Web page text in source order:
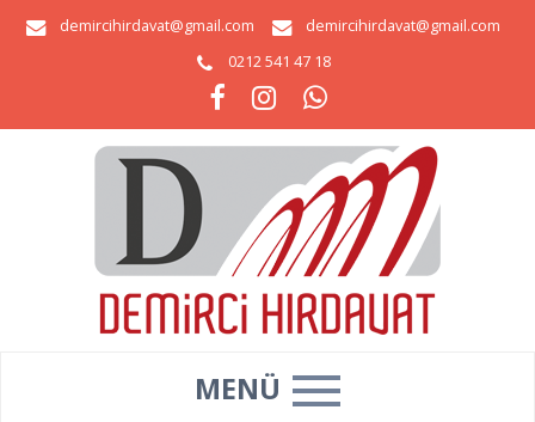
demircihirdavat@gmail.com
demircihirdavat@gmail.com
0212 541 47 18
MENÜ